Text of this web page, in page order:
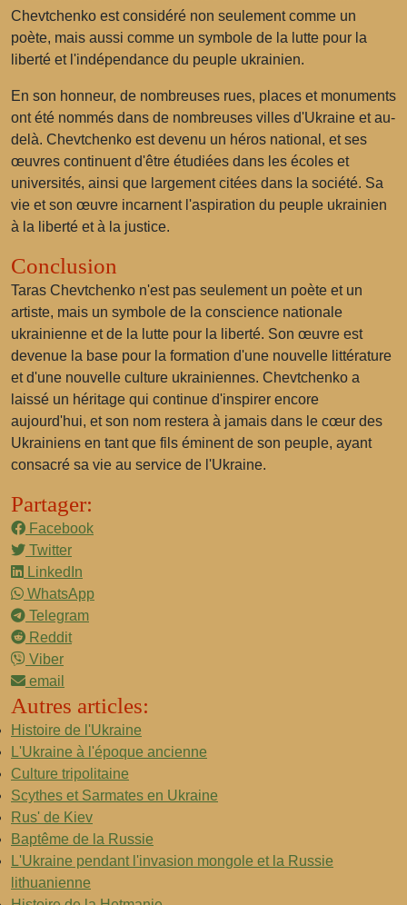
Chevtchenko est considéré non seulement comme un
poète, mais aussi comme un symbole de la lutte pour la
liberté et l'indépendance du peuple ukrainien.
En son honneur, de nombreuses rues, places et monuments
ont été nommés dans de nombreuses villes d'Ukraine et au-
delà. Chevtchenko est devenu un héros national, et ses
œuvres continuent d'être étudiées dans les écoles et
universités, ainsi que largement citées dans la société. Sa
vie et son œuvre incarnent l'aspiration du peuple ukrainien
à la liberté et à la justice.
Conclusion
Taras Chevtchenko n'est pas seulement un poète et un
artiste, mais un symbole de la conscience nationale
ukrainienne et de la lutte pour la liberté. Son œuvre est
devenue la base pour la formation d'une nouvelle littérature
et d'une nouvelle culture ukrainiennes. Chevtchenko a
laissé un héritage qui continue d'inspirer encore
aujourd'hui, et son nom restera à jamais dans le cœur des
Ukrainiens en tant que fils éminent de son peuple, ayant
consacré sa vie au service de l'Ukraine.
Partager:
Facebook
Twitter
LinkedIn
WhatsApp
Telegram
Reddit
Viber
email
Autres articles:
Histoire de l'Ukraine
L'Ukraine à l'époque ancienne
Culture tripolitaine
Scythes et Sarmates en Ukraine
Rus' de Kiev
Baptême de la Russie
L'Ukraine pendant l'invasion mongole et la Russie
lithuanienne